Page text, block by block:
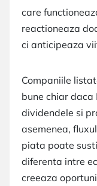
care
reactioneaza
ci anticipeaza
Companiile
bune chiar daca
dividendele si
asemenea,
piata poate
diferenta intre
creeaza